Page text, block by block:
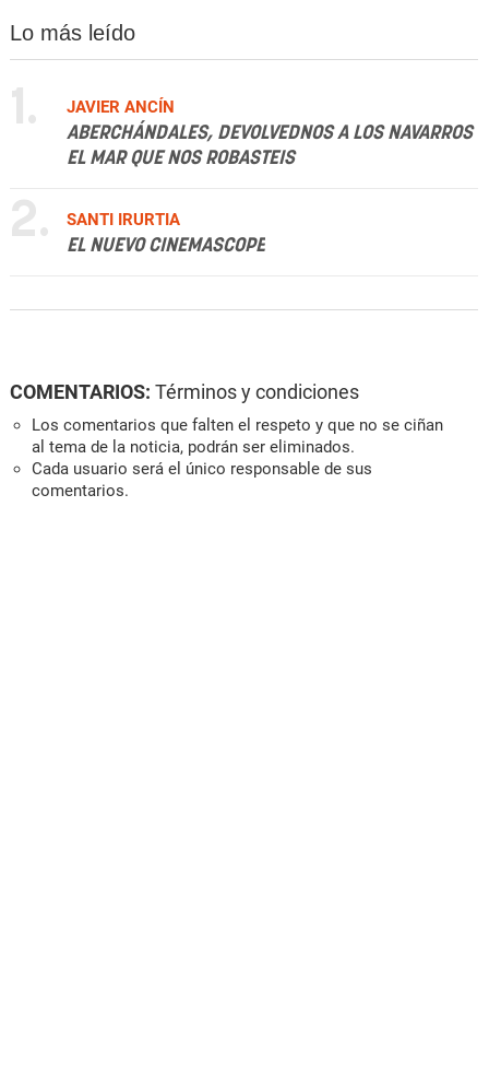
Lo más leído
1.
JAVIER ANCÍN
ABERCHÁNDALES, DEVOLVEDNOS A LOS NAVARROS
EL MAR QUE NOS ROBASTEIS
2.
SANTI IRURTIA
EL NUEVO CINEMASCOPE
COMENTARIOS: Términos y condiciones
Los comentarios que falten el respeto y que no se ciñan
al tema de la noticia, podrán ser eliminados.
Cada usuario será el único responsable de sus
comentarios.